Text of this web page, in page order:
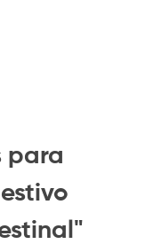
para